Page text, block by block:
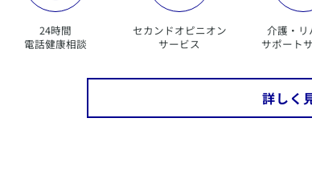
24時間
電話健康相談
セカンドオピニオン
サービス
介護・リ
サポート
詳しく